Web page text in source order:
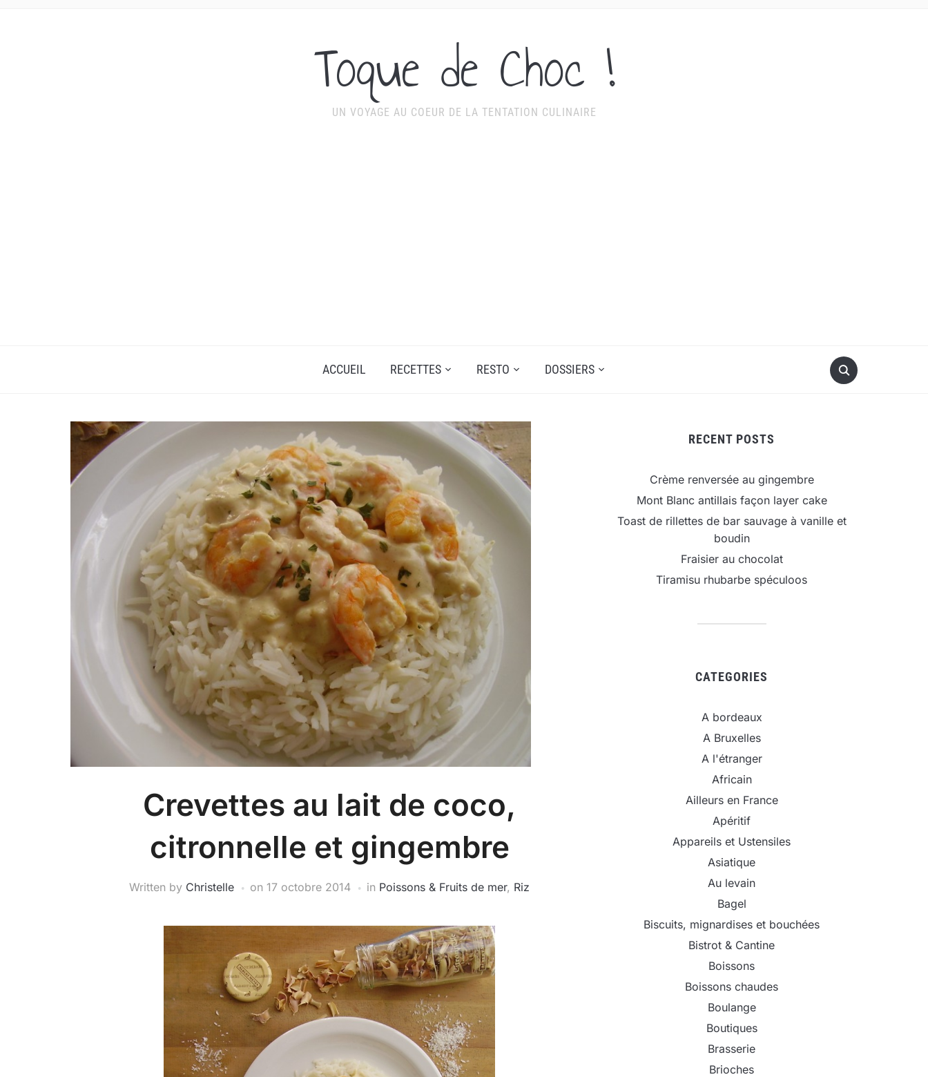
Toque de Choc !
UN VOYAGE AU COEUR DE LA TENTATION CULINAIRE
ACCUEIL RECETTES RESTO DOSSIERS
Crevettes au lait de coco,
citronnelle et gingembre
Written by Christelle on 17 octobre 2014 in Poissons & Fruits de mer, Riz
RECENT POSTS
Crème renversée au gingembre
Mont Blanc antillais façon layer cake
Toast de rillettes de bar sauvage à vanille et
boudin
Fraisier au chocolat
Tiramisu rhubarbe spéculoos
CATEGORIES
A bordeaux
A Bruxelles
A l'étranger
Africain
Ailleurs en France
Apéritif
Appareils et Ustensiles
Asiatique
Au levain
Bagel
Biscuits, mignardises et bouchées
Bistrot & Cantine
Boissons
Boissons chaudes
Boulange
Boutiques
Brasserie
Brioches